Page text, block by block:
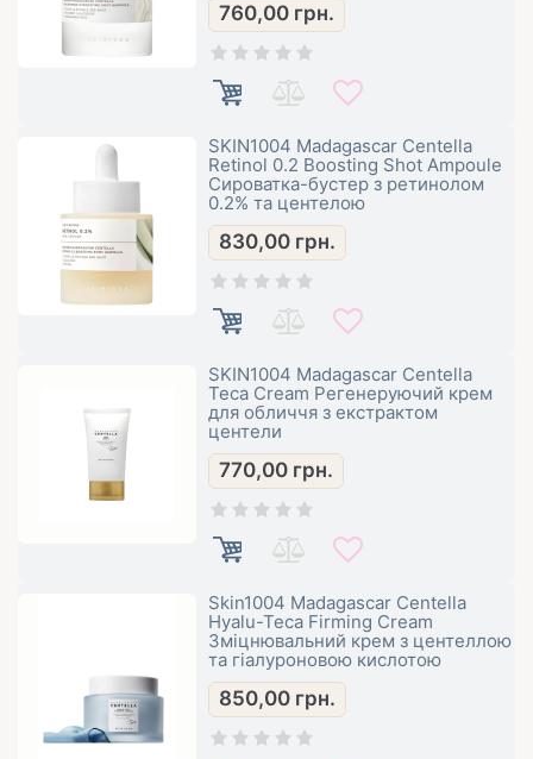
760,00 грн.
SKIN1004 Madagascar Centella
Retinol 0.2 Boosting Shot Ampoule
Сироватка-бустер з ретинолом
0.2% та центелою
830,00 грн.
SKIN1004 Madagascar Centella
Teca Cream Регенеруючий крем
для обличчя з екстрактом
центели
770,00 грн.
Skin1004 Madagascar Centella
Hyalu-Teca Firming Cream
Зміцнювальний крем з центеллою
та гіалуроновою кислотою
850,00 грн.